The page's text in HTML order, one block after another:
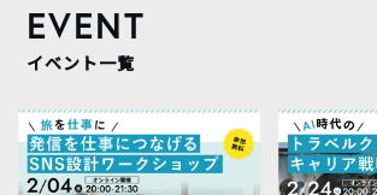
EVENT
イベント一覧